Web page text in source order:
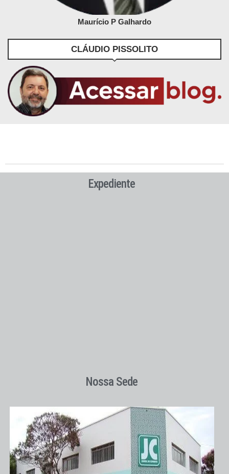
Maurício P Galhardo
CLÁUDIO PISSOLITO
Expediente
Nossa Sede